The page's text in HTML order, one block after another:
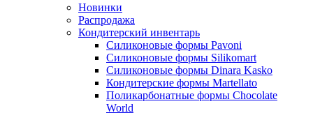
Новинки
Распродажа
Кондитерский инвентарь
Силиконовые формы Pavoni
Силиконовые формы Silikomart
Силиконовые формы Dinara Kasko
Кондитерские формы Martellato
Поликарбонатные формы Chocolate
World